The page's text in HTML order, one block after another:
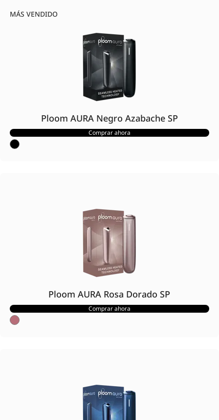
MÁS VENDIDO
Ploom AURA Negro Azabache SP
Comprar ahora
Ploom AURA Rosa Dorado SP
Comprar ahora